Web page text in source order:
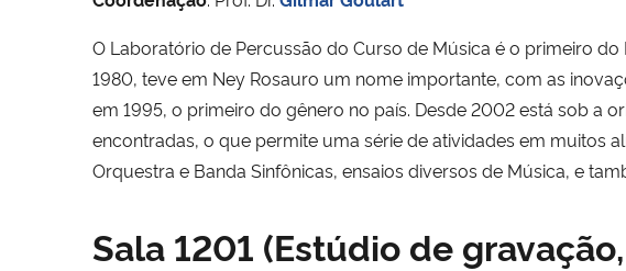
O Laboratório de Percussão do Curso de Música é o primeiro
1980, teve em Ney Rosauro um nome importante, com as
em 1995, o primeiro do gênero no país. Desde 2002 está sob a
encontradas, o que permite uma série de atividades em muitos
Orquestra e Banda Sinfônicas, ensaios diversos de Música, e
Sala 1201 (Estúdio de